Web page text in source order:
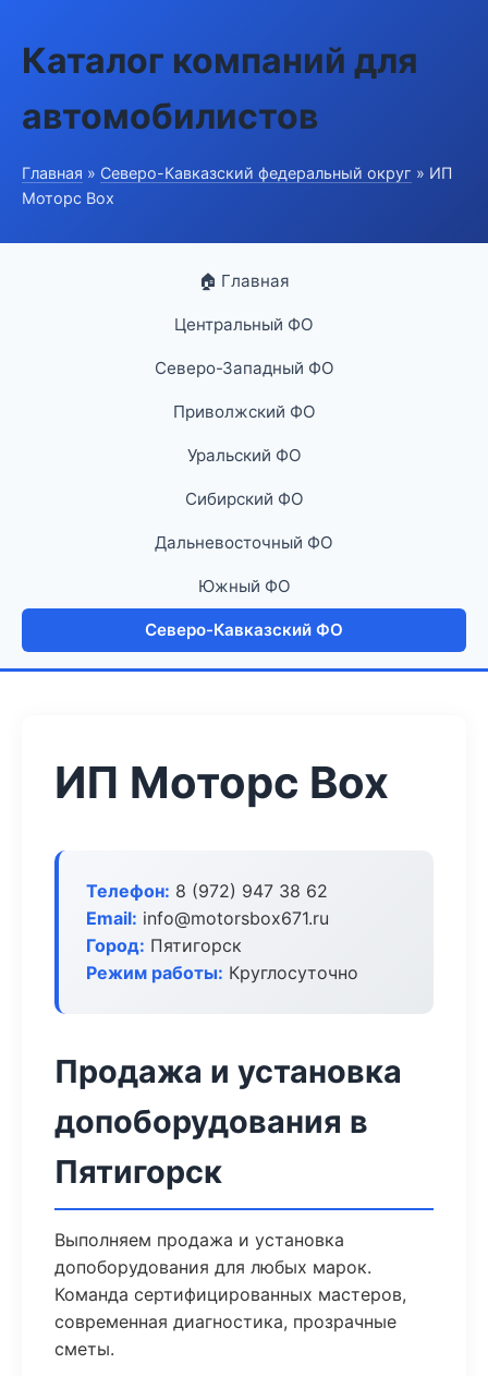
Каталог компаний для
автомобилистов
Главная » Северо-Кавказский федеральный округ » ИП
Моторс Box
🏠 Главная
Центральный ФО
Северо-Западный ФО
Приволжский ФО
Уральский ФО
Сибирский ФО
Дальневосточный ФО
Южный ФО
Северо-Кавказский ФО
ИП Моторс Box
Телефон: 8 (972) 947 38 62
Email: info@motorsbox671.ru
Город: Пятигорск
Режим работы: Круглосуточно
Продажа и установка
допоборудования в
Пятигорск
Выполняем продажа и установка
допоборудования для любых марок.
Команда сертифицированных мастеров,
современная диагностика, прозрачные
сметы.